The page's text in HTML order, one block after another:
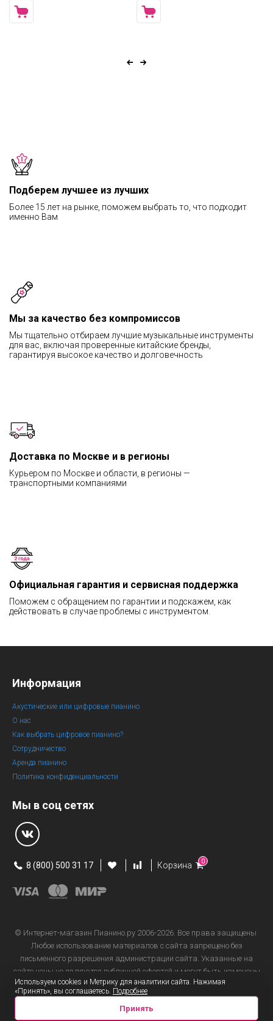
Подберем лучшее из лучших
Более 15 лет на рынке, поможем выбрать то, что подходит
именно Вам
Мы за качество без компромиссов
Мы тщательно отбираем лучшие музыкальные инструменты
для вас, включая проверенные китайские бренды,
гарантируя высокое качество и долговечность
Доставка по Москве и в регионы
Курьером по Москве и области, в регионы —
транспортными компаниями
Официальная гарантия и сервисная поддержка
Поможем с обращением по гарантии и подскажем, как
действовать в случае проблемы с инструментом.
Информация
Акустические или цифровые пианино
О нас
Как выбрать цифровое пианино?
Сотрудничество
Аренда пианино
Политика конфиденциальности
Мы в соц сетях
8 (800) 500 31 17 Корзина 0
© Интернет-магазин Пианино.ру 2006-2026. Все права защищены
Любое использование материалов с сайта запрещено без
письменного разрешения администрации сайта. Указанные на
сайте цены не являются публичной офертой и могут быть изменены
в любое время.
Информация о продавце
Используем cookies и Метрику для аналитики сайта. Нажимая
«Принять», вы соглашаетесь. Подробнее
Принять